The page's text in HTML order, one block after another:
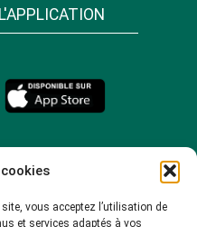
vous acceptez l’utilisation de
et services adaptés à vos